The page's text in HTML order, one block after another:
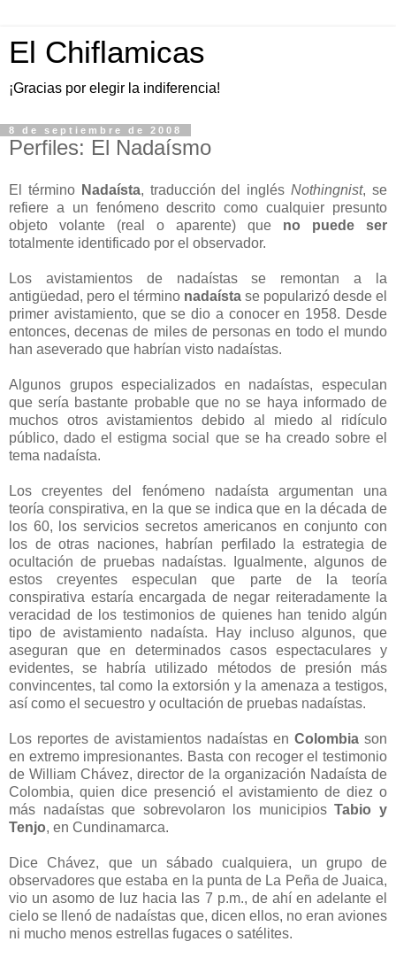
El Chiflamicas
¡Gracias por elegir la indiferencia!
8 de septiembre de 2008
Perfiles: El Nadaísmo
El término Nadaísta, traducción del inglésNothingnist, se
refiere a un fenómeno descrito como cualquier presunto
objeto volante (real o aparente) que no puede ser
totalmente identificado por el observador.
Los avistamientos de nadaístas se remontan a la
antigüedad, pero el término nadaísta se popularizó desde el
primer avistamiento, que se dio a conocer en 1958. Desde
entonces, decenas de miles de personas en todo el mundo
han aseverado que habrían visto nadaístas.
Algunos grupos especializados en nadaístas, especulan
que sería bastante probable que no se haya informado de
muchos otros avistamientos debido al miedo al ridículo
público, dado el estigma social que se ha creado sobre el
tema nadaísta.
Los creyentes del fenómeno nadaísta argumentan una
teoría conspirativa, en la que se indica que en la década de
los 60, los servicios secretos americanos en conjunto con
los de otras naciones, habrían perfilado la estrategia de
ocultación de pruebas nadaístas. Igualmente, algunos de
estos creyentes especulan que parte de la teoría
conspirativa estaría encargada de negar reiteradamente la
veracidad de los testimonios de quienes han tenido algún
tipo de avistamiento nadaísta. Hay incluso algunos, que
aseguran que en determinados casos espectaculares y
evidentes, se habría utilizado métodos de presión más
convincentes, tal como la extorsión y la amenaza a testigos,
así como el secuestro y ocultación de pruebas nadaístas.
Los reportes de avistamientos nadaístas en Colombia son
en extremo impresionantes. Basta con recoger el testimonio
de William Chávez, director de la organización Nadaísta de
Colombia, quien dice presenció el avistamiento de diez o
más nadaístas que sobrevolaron los municipiosTabio y
Tenjo, en Cundinamarca.
Dice Chávez, que un sábado cualquiera, un grupo de
observadores que estaba en la punta de La Peña de Juaica,
vio un asomo de luz hacia las 7 p.m., de ahí en adelante el
cielo se llenó de nadaístas que, dicen ellos, no eran aviones
ni mucho menos estrellas fugaces o satélites.